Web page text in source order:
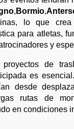
, Bormio,
lo que
para atletas,
y
de
es
desde
rutas de
en condiciones